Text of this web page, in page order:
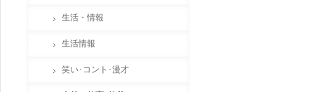
生活・情報
生活情報
笑い･コント･漫才